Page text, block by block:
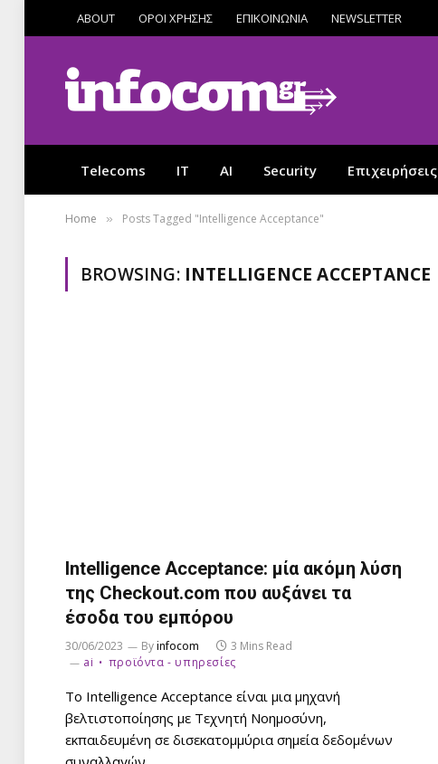
ABOUT ΟΡΟΙ ΧΡΗΣΗΣ ΕΠΙΚΟΙΝΩΝΙΑ NEWSLETTER
Telecoms IT AI Security Επιχειρήσεις
Home » Posts Tagged "Intelligence Acceptance"
BROWSING: INTELLIGENCE ACCEPTANCE
Intelligence Acceptance: μία ακόμη λύση
της Checkout.com που αυξάνει τα
έσοδα του εμπόρου
30/06/2023 Byinfocom
3 Mins Read
ai
προϊόντα - υπηρεσίες
To Intelligence Acceptance είναι μια μηχανή
βελτιστοποίησης με Τεχνητή Νοημοσύνη,
εκπαιδευμένη σε δισεκατομμύρια σημεία δεδομένων